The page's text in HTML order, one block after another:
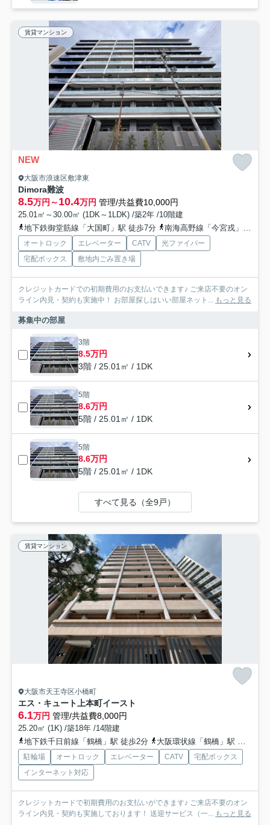
賃貸マンション
NEW
大阪市浪速区敷津東
Dimora難波
8.5万円～10.4万円 管理/共益費10,000円
25.01㎡～30.00㎡ (1DK～1LDK) /築2年 /10階建
地下鉄御堂筋線「大国町」駅 徒歩7分
南海高野線「今宮戎」駅 徒歩8分
オートロック エレベーター CATV
光ファイバー
宅配ボックス
敷地内ごみ置き場
クレジットカードでの初期費用のお支払いできます♪ ご来店不要のオン
ライン内見・契約も実施中！ お部屋探しはいい部屋ネット... もっと見る
募集中の部屋
3階
8.5万円
3階 / 25.01㎡ / 1DK
5階
8.6万円
5階 / 25.01㎡ / 1DK
5階
8.6万円
5階 / 25.01㎡ / 1DK
すべて見る（全9戸）
賃貸マンション
大阪市天王寺区小橋町
エス・キュート上本町イースト
6.1万円 管理/共益費8,000円
25.20㎡ (1K) /築18年 /14階建
地下鉄千日前線「鶴橋」駅 徒歩2分
大阪環状線「鶴橋」駅 徒歩4分
駐輪場 オートロック エレベーター CATV
宅配ボックス
インターネット対応
クレジットカードで初期費用のお支払いができます♪ ご来店不要のオン
ライン内見・契約も実施しております！ 送迎サービス（一... もっと見る